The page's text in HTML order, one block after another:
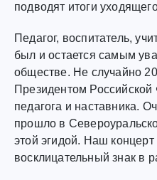
подводят итоги
Педагог, воспитатель,
был и остается самым
обществе. Не случайно
Президентом
педагога и наставника.
прошло в
этой эгидой. Наш
восклицательный знак в